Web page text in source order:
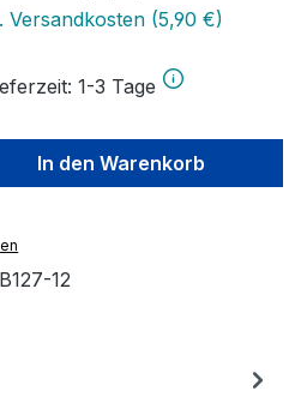
Versandkosten (5,90 €)
1-3 Tage
Gib den
In den Warenkorb
12